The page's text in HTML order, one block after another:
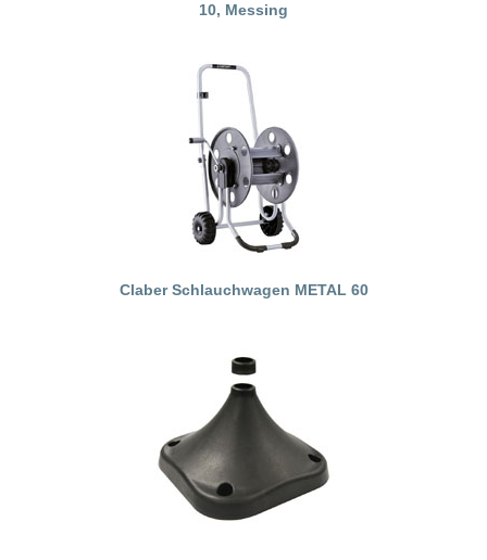
10, Messing
Claber Schlauchwagen METAL 60